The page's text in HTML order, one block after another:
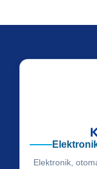
Elektronik,